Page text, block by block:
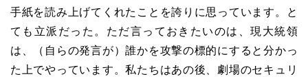
手紙を読み上げてくれたことを誇りに思っています。と
ても立派だった。ただ言っておきたいのは、現大統領
は、（自らの発言が）誰かを攻撃の標的にすると分かっ
た上でやっています。私たちはあの後、劇場のセキュリ